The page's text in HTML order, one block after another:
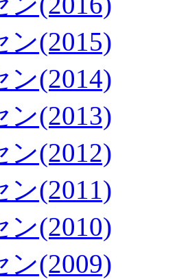
ン(2015)
ン(2014)
ン(2013)
ン(2012)
ン(2011)
ン(2010)
ン(2009)